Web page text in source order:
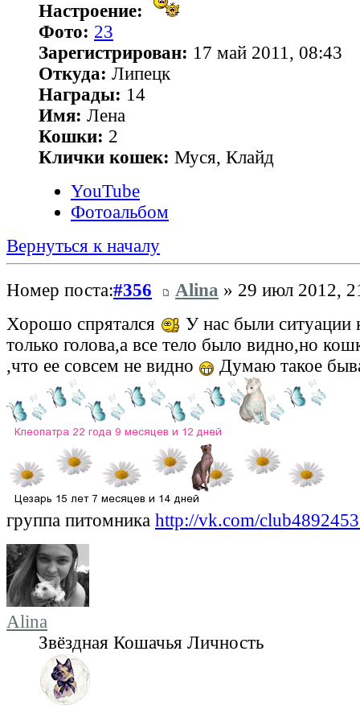
Настроение:
Фото: 23
Зарегистрирован: 17 май 2011, 08:43
Откуда: Липецк
Награды: 14
Имя: Лена
Кошки: 2
Клички кошек: Муся, Клайд
YouTube
Фотоальбом
Вернуться к началу
Номер поста:#356 Alina » 29 июл 2012,
Хорошо спрятался
У нас были ситуации
только голова,а все тело было видно,но
,что ее совсем не видно
Думаю такое
группа питомника http://vk.com/
Alina
Звёздная Кошачья Личность